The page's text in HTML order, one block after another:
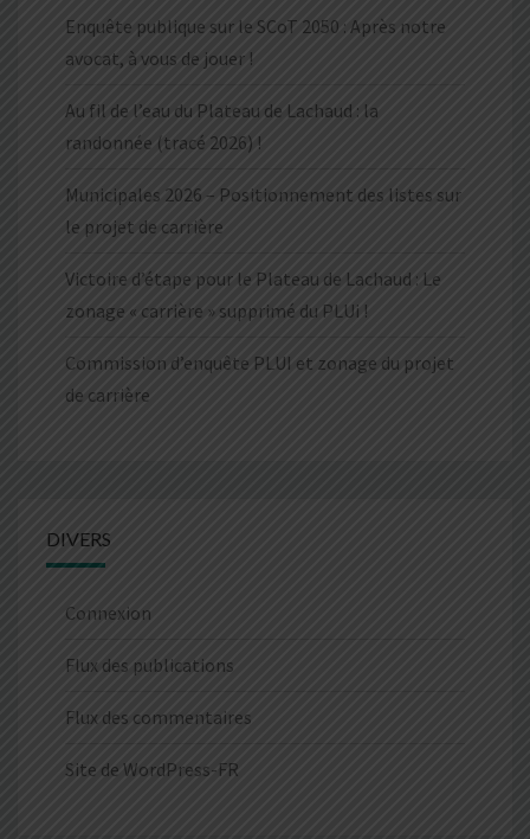
Enquête publique sur le SCoT 2050 : Après notre
avocat, à vous de jouer !
Au fil de l’eau du Plateau de Lachaud : la
randonnée (tracé 2026) !
Municipales 2026 – Positionnement des listes sur
le projet de carrière
Victoire d’étape pour le Plateau de Lachaud : Le
zonage « carrière » supprimé du PLUi !
Commission d’enquête PLUI et zonage du projet
de carrière
DIVERS
Connexion
Flux des publications
Flux des commentaires
Site de WordPress-FR